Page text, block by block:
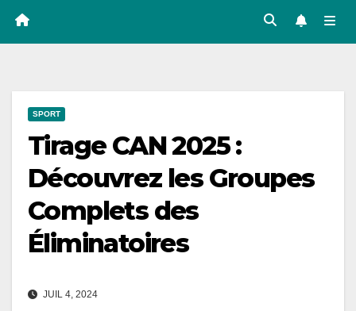
SPORT
Tirage CAN 2025 :
Découvrez les Groupes
Complets des
Éliminatoires
JUIL 4, 2024